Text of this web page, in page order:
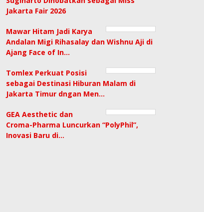
Jakarta Fair 2026
Mawar Hitam Jadi Karya
Andalan Migi Rihasalay dan Wishnu Aji di
Ajang Face of In…
Tomlex Perkuat Posisi
sebagai Destinasi Hiburan Malam di
Jakarta Timur dngan Men…
GEA Aesthetic dan
Croma-Pharma Luncurkan “PolyPhil”,
Inovasi Baru di…